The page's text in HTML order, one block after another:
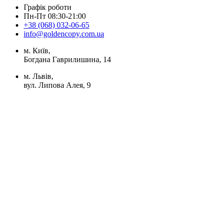
Графік роботи
Пн-Пт 08:30-21:00
+38 (068) 032-06-65
info@goldencopy.com.ua
м. Київ,
Богдана Гаврилишина, 14
м. Львів,
вул. Липова Алея, 9